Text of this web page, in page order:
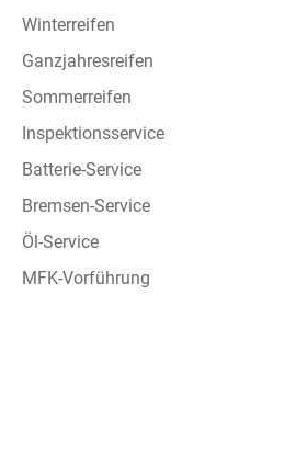
Winterreifen
Ganzjahresreifen
Sommerreifen
Inspektionsservice
Batterie-Service
Bremsen-Service
Öl-Service
MFK-Vorführung